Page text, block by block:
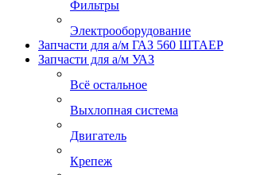
Фильтры
Электрооборудование
Запчасти для а/м ГАЗ 560 ШТАЕР
Запчасти для а/м УАЗ
Всё остальное
Выхлопная система
Двигатель
Крепеж